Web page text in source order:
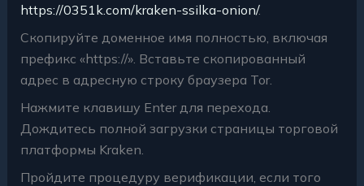
https://0351k.com/kraken-ssilka-onion/.
Скопируйте доменное имя полностью, включая
префикс «https://». Вставьте скопированный
адрес в адресную строку браузера Tor.
Нажмите клавишу Enter для перехода.
Дождитесь полной загрузки страницы торговой
платформы Kraken.
Пройдите процедуру верификации, если того